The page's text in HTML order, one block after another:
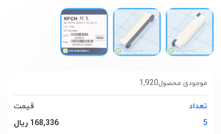
1,920موجودی محصول
تعداد
قیمت
5
168,336 ریال